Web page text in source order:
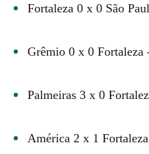
Fortaleza 0 x 0 São
Grêmio 0 x 0
Palmeiras 3 x 0
América 2 x 1